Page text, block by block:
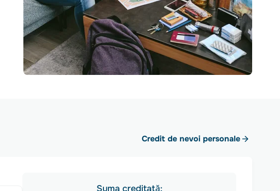
Credit de nevoi personale
Suma creditată: